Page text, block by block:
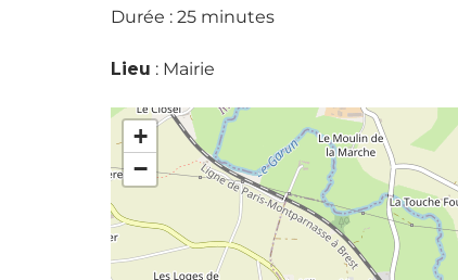
Durée : 25 minutes
Lieu : Mairie
+
−